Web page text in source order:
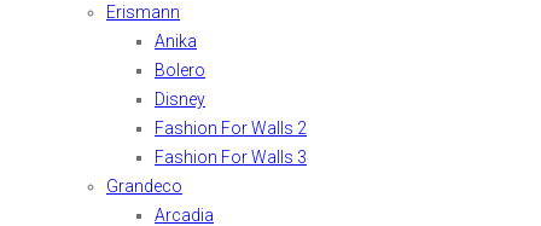
Erismann
Anika
Bolero
Disney
Fashion For Walls 2
Fashion For Walls 3
Grandeco
Arcadia